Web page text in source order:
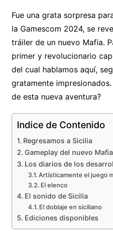
Fue una grata sorpresa
la Gamescom 2024, se
tráiler de un nuevo Mafia.
primer y revolucionario
del cual hablamos aquí,
gratamente
de esta nueva aventura?
Indice de Contenido
Regresamos a Sicilia
Gameplay del nuevo Mafia
Los diarios de los
Artísticamente el juego
El elenco
El sonido de Sicilia
El doblaje en siciliano
Ediciones disponibles